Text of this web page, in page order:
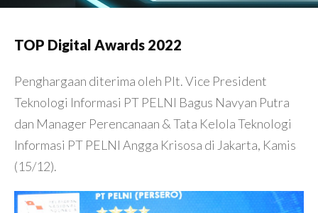
TOP Digital Awards 2022
Penghargaan diterima oleh Plt. Vice President
Teknologi Informasi PT PELNI Bagus Navyan Putra
dan Manager Perencanaan & Tata Kelola Teknologi
Informasi PT PELNI Angga Krisosa di Jakarta, Kamis
(15/12).